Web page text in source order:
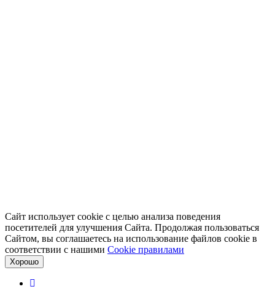
Сайт использует cookie с целью анализа поведения
посетителей для улучшения Сайта. Продолжая пользоваться
Сайтом, вы соглашаетесь на использование файлов cookie в
соответствии с нашими Cookiе правилами
Хорошо